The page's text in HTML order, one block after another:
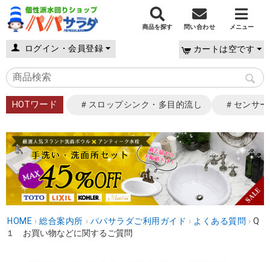
商品を探す 問い合わせ メニュー
ログイン・会員登録 カートは空です
HOTワード ＃スロップシンク・多目的流し ＃センサ
HOME › 総合案内所 › パパサラダご利用ガイド › よくある質問 › Q
１ お買い物などに関するご質問